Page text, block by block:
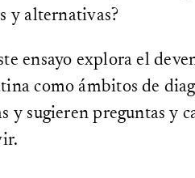
y alternativas?
ensayo explora el
como ámbitos de
y sugieren preguntas y